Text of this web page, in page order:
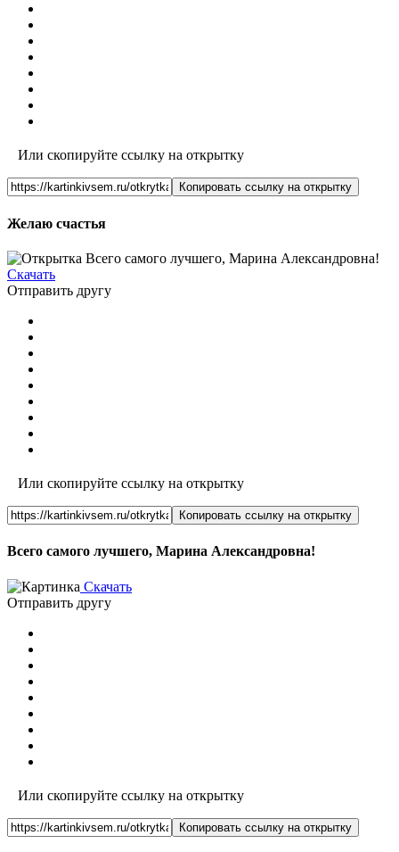
Или скопируйте ссылку на открытку
Копировать ссылку на открытку
Желаю счастья
Скачать
Отправить другу
Или скопируйте ссылку на открытку
Копировать ссылку на открытку
Всего самого лучшего, Марина Александровна!
Скачать
Отправить другу
Или скопируйте ссылку на открытку
Копировать ссылку на открытку